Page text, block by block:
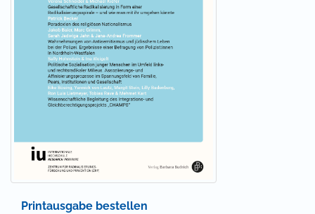
Printausgabe bestellen